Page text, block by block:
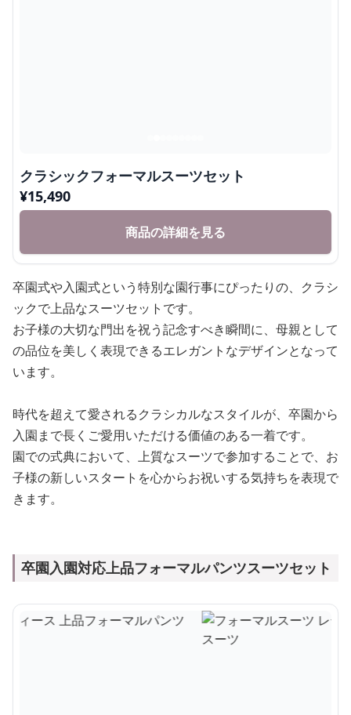
クラシックフォーマルスーツセット
¥15,490
商品の詳細を見る
卒園式や入園式という特別な園行事にぴったりの、クラシ
ックで上品なスーツセットです。
お子様の大切な門出を祝う記念すべき瞬間に、母親として
の品位を美しく表現できるエレガントなデザインとなって
います。
時代を超えて愛されるクラシカルなスタイルが、卒園から
入園まで長くご愛用いただける価値のある一着です。
園での式典において、上質なスーツで参加することで、お
子様の新しいスタートを心からお祝いする気持ちを表現で
きます。
卒園入園対応上品フォーマルパンツスーツセット